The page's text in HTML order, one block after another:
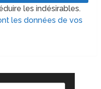
les indésirables.
les données de vos